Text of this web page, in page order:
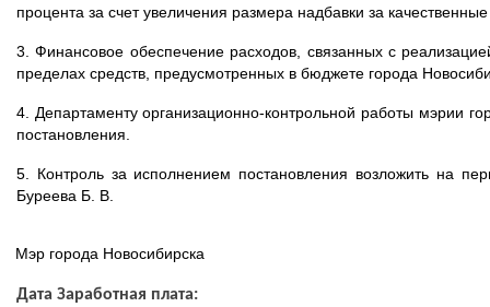
процента за счет увеличения размера надбавки за
3. Финансовое обеспечение расходов, связанных с
пределах средств, предусмотренных в бюджете города
4. Департаменту организационно-контрольной работы мэрии
постановления.
5. Контроль за исполнением постановления возложить на
Буреева Б. В.
Мэр города Новосибирска
Дата Заработная плата: